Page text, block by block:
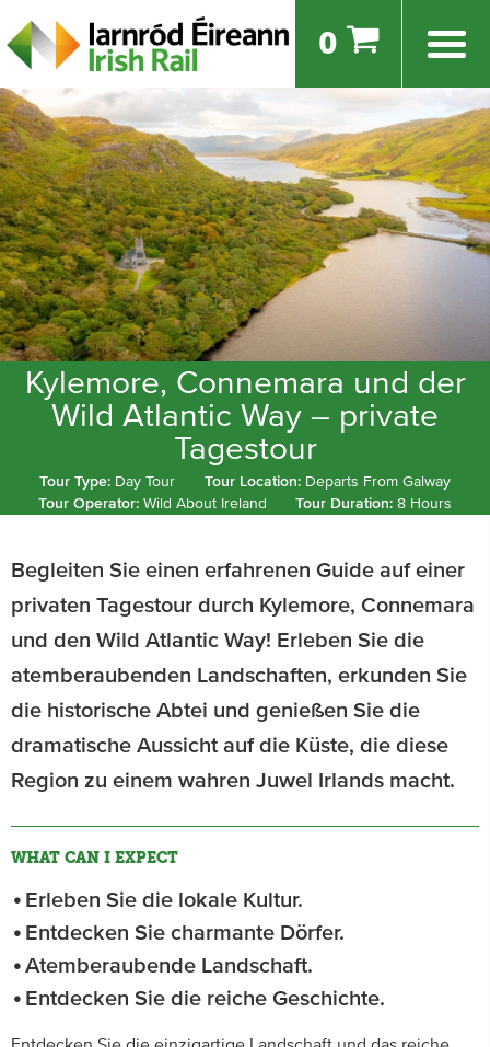
0
Kylemore, Connemara und der
Wild Atlantic Way – private
Tagestour
Tour Type: Day Tour Tour Location: Departs From Galway
Tour Operator:Wild About Ireland Tour Duration: 8 Hours
Begleiten Sie einen erfahrenen Guide auf einer
privaten Tagestour durch Kylemore, Connemara
und den Wild Atlantic Way! Erleben Sie die
atemberaubenden Landschaften, erkunden Sie
die historische Abtei und genießen Sie die
dramatische Aussicht auf die Küste, die diese
Region zu einem wahren Juwel Irlands macht.
WHAT CAN I EXPECT
Erleben Sie die lokale Kultur.
Entdecken Sie charmante Dörfer.
Atemberaubende Landschaft.
Entdecken Sie die reiche Geschichte.